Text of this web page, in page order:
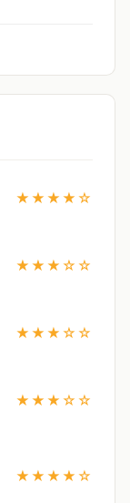
★★★★☆
★★★☆☆
★★★☆☆
★★★☆☆
★★★★☆